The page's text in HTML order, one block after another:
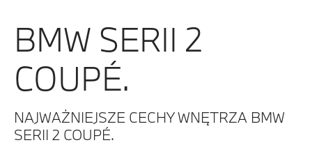
BMW SERII 2
COUPÉ.
NAJWAŻNIEJSZE CECHY WNĘTRZA BMW
SERII 2 COUPÉ.